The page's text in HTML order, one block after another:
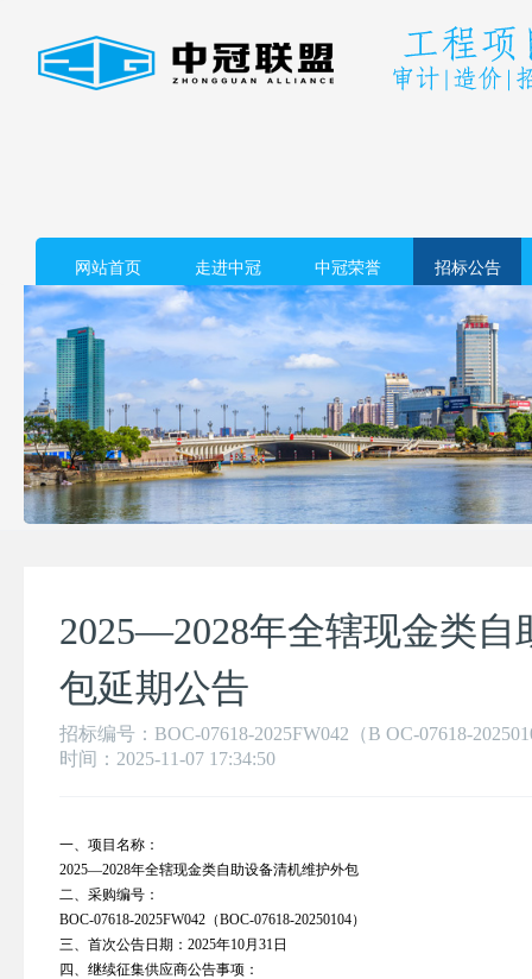
网站首页 走进中冠 中冠荣誉 招标公告
2025—2028年全辖现金类自
包延期公告
招标编号：BOC-07618-2025FW042（B OC-07618-
时间：2025-11-07 17:34:50
一、项目名称：
2025—2028年全辖现金类自助设备清机维护外包
二、采购编号：
BOC-07618-2025FW042（BOC-07618-20250104）
三、首次公告日期：2025年10月31日
四、继续征集供应商公告事项：